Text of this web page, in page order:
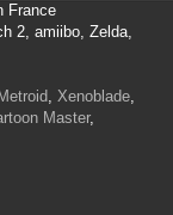
France
2, amiibo, Zelda,
Metroid, Xenoblade,
Master,